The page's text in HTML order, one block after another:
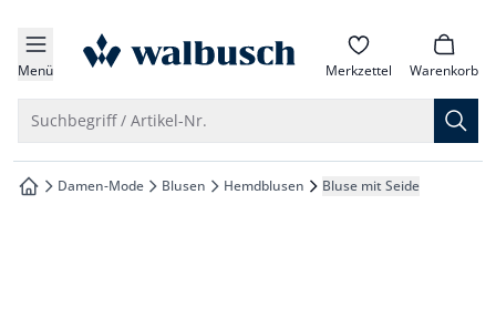
springen
springen
springen
springen
Menü zur Startseite Merkzettel Warenkorb
Suchbegriff / Artikel-Nr.
zur Startseite
Damen-Mode Blusen Hemdblusen Bluse mit Seide